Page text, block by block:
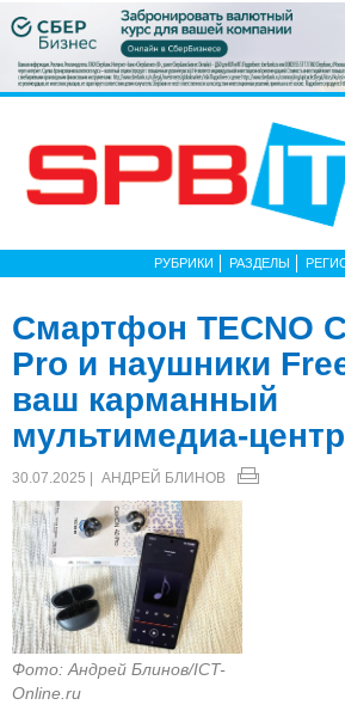
РУБРИКИ РАЗДЕЛЫ
Смартфон TECNO
Pro и наушники
ваш карманный
мультимедиа-центр
30.07.2025 | АНДРЕЙ БЛИНОВ
Фото: Андрей Блинов/ICT-
Online.ru